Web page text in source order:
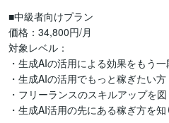
■中級者向けプラン
価格：34,800円/月
対象レベル：
・生成AIの活用による効果をもう
・生成AIの活用でもっと稼ぎたい方
・フリーランスのスキルアップを
・生成AI活用の先にある稼ぎ方を